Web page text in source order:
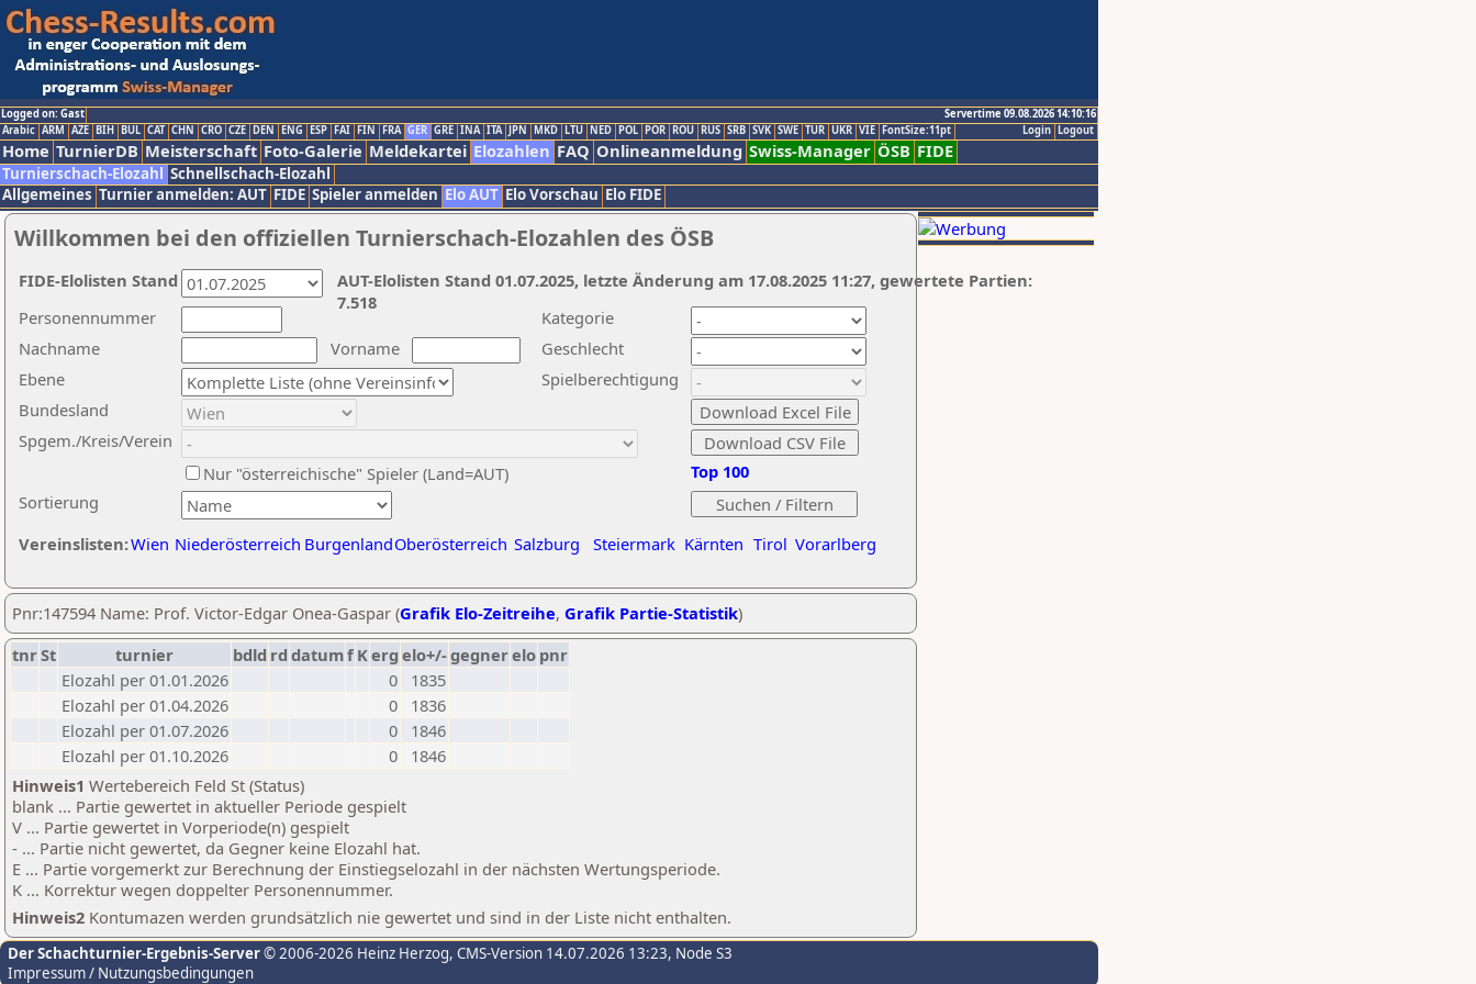
Logged on: Gast
Servertime 09.08.2026 14:10:16
Logout
Login
Arabic ARM AZE BIH BUL CAT CHN CRO CZE DEN ENG ESP FAI FIN FRA GER GRE INA ITA JPN MKD LTU NED POL POR ROU RUS SRB SVK SWE TUR UKR VIE FontSize:11pt
Home TurnierDB Meisterschaft Foto-Galerie Meldekartei Elozahlen FAQ Onlineanmeldung Swiss-Manager ÖSB FIDE
Turnierschach-Elozahl Schnellschach-Elozahl
Allgemeines Turnier anmelden: AUT FIDE Spieler anmelden Elo AUT Elo Vorschau Elo FIDE
Willkommen bei den offiziellen Turnierschach-Elozahlen des ÖSB
Nachname
Vorname
Ebene
Kategorie
Sortierung
Personennummer
Bundesland
Spgem./Kreis/Verein
Geschlecht
Nur "österreichische" Spieler (Land=AUT)
Spielberechtigung
Vereinslisten:Wien Niederösterreich BurgenlandOberösterreich Salzburg Steiermark Kärnten Tirol Vorarlberg
Top 100
AUT-Elolisten Stand 01.07.2025, letzte Änderung am 17.08.2025 11:27, gewertete Partien:
7.518
FIDE-Elolisten Stand
Pnr:147594 Name: Prof. Victor-Edgar Onea-Gaspar (Grafik Elo-Zeitreihe, Grafik Partie-Statistik)
tnrSt turnier bdld rd datumf Kerg elo+/-gegnerelo pnr
Elozahl per 01.01.2026
0
1835
Elozahl per 01.04.2026
0
1836
Elozahl per 01.07.2026
0
1846
Elozahl per 01.10.2026
0
1846
Hinweis1 Wertebereich Feld St (Status)
blank ... Partie gewertet in aktueller Periode gespielt
V ... Partie gewertet in Vorperiode(n) gespielt
- ... Partie nicht gewertet, da Gegner keine Elozahl hat.
E ... Partie vorgemerkt zur Berechnung der Einstiegselozahl in der nächsten Wertungsperiode.
K ... Korrektur wegen doppelter Personennummer.
Hinweis2 Kontumazen werden grundsätzlich nie gewertet und sind in der Liste nicht enthalten.
Der Schachturnier-Ergebnis-Server© 2006-2026 Heinz Herzog, CMS-Version 14.07.2026 13:23, Node S3
Impressum / Nutzungsbedingungen